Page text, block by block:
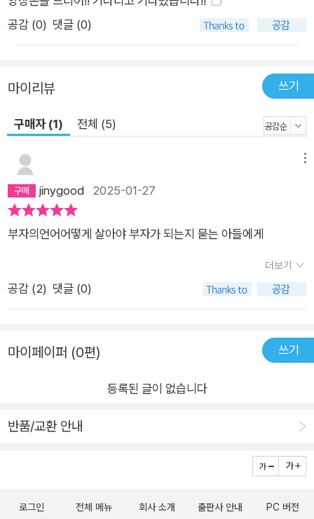
한다. 정원이 애정 어린 노동과 보살핌에 어김없이 답하듯, 자신
의 삶에서 중요한 가치들을 지켜나갈 때 ‘부’ 또한 찾아오게 되어
적인 팁을 전달하는 책이 아니다. 유대 격언 중에 “물고기 한 마
리를 잡아주면 하루를 살 수 있지만, 물고기 잡는 방법을 가르쳐
주면 평생 먹고살 수 있다”라는 말이 있다. 더 많은 시간이 들고
지 않는 법이다. 단단한 부를 일굴 수 있는 근본적인 정신과 태도
에 관한 이야기가 이 책에 담겨 있다. 81가지 인생 수업 속에 담긴
‘부의 언어’ 『탈무드』가 교육 철학을 일깨운다면 『부자의 언어』는
‘부의 철학’을 일깨워준다. 책에 등장하는 정원사는 부를 얻기 위
한다. 정원사는 작가의 분신과도 같은 존재다. 각 장은 모두 81가
지 인생 수업으로 이루어져 있고 부자 아빠가 아들에게 물려주고
싶은 부의 말들로 가득하다. 그리고 철학자 몽테뉴, 작가 셰익스
분야에서 자신의 삶을 충만하게 살았던 이들의 명언들이 적혀 있
다. 동기부여가 되는 그들의 말은 작가가 말하려는 부에 관한 태
도에 힘을 실어준다. 부 자체보다는 부의 철학을, 부의 정신을, 부
만들지 않는다는 확고한 신념을 가지고 언어를 통해 변치 않는 가
공감 (0) 댓글 (0)
마이리뷰 쓰기
구매자 (1) 전체 (5)
jinygood 2025-01-27
부자의언어어떻게 살아야 부자가 되는지 묻는 아들에게
더보기
공감 (2) 댓글 (0)
마이페이퍼 (0편) 쓰기
등록된 글이 없습니다
반품/교환 안내
로그인 전체 메뉴 회사 소개 출판사 안내 PC 버전